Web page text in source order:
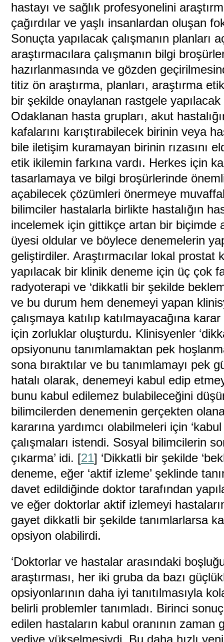
hastayı ve sağlık profesyonelini
çağırdılar ve yaşlı insanlardan oluşan
Sonuçta yapılacak çalışmanın planları
araştırmacılara çalışmanın bilgi
hazırlanmasında ve gözden
titiz ön araştırma, planları, araştırma
bir şekilde onaylanan rastgele
Odaklanan hasta grupları, akut
kafalarını karıştırabilecek birinin veya
bile iletişim kuramayan birinin rızasını
etik ikilemin farkına vardı. Herkes için
tasarlamaya ve bilgi broşürlerinde
açabilecek çözümleri önermeye
bilimciler hastalarla birlikte hastalığın
incelemek için gittikçe artan bir biçimde
üyesi oldular ve böylece denemelerin
geliştirdiler. Araştırmacılar lokal prostat
yapılacak bir klinik deneme için üç çok
radyoterapi ve ‘dikkatli bir şekilde
ve bu durum hem denemeyi yapan
çalışmaya katılıp katılmayacağına
için zorluklar oluşturdu. Klinisyenler
opsiyonunu tanımlamaktan pek
sona bıraktılar ve bu tanımlamayı pek
hatalı olarak, denemeyi kabul edip
bunu kabul edilemez bulabileceğini
bilimcilerden denemenin gerçekten
kararına yardımcı olabilmeleri için
çalışmaları istendi. Sosyal bilimcilerin
çıkarma’ idi. [21] ‘Dikkatli bir şekilde
deneme, eğer ‘aktif izleme’ şeklinde
davet edildiğinde doktor tarafından
ve eğer doktorlar aktif izlemeyi
gayet dikkatli bir şekilde tanımlarlarsa
opsiyon olabilirdi.
‘Doktorlar ve hastalar arasındaki
araştırması, her iki gruba da bazı
opsiyonlarının daha iyi tanıtılmasıyla
belirli problemler tanımladı. Birinci
edilen hastaların kabul oranının
yediye yükselmesiydi. Bu daha hızlı yeni